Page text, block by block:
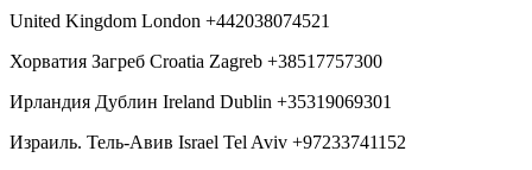
United Kingdom London +442038074521
Хорватия Загреб Croatia Zagreb +38517757300
Ирландия Дублин Ireland Dublin +35319069301
Израиль. Тель-Авив Israel Tel Aviv +97233741152